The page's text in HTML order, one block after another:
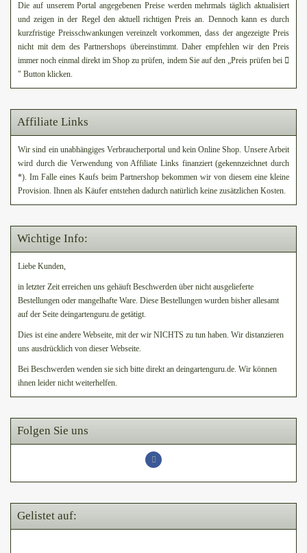
Die auf unserem Portal angegebenen Preise werden mehrmals täglich aktualisiert
und zeigen in der Regel den aktuell richtigen Preis an. Dennoch kann es durch
kurzfristige Preisschwankungen vereinzelt vorkommen, dass der angezeigte Preis
nicht mit dem des Partnershops übereinstimmt. Daher empfehlen wir den Preis
immer noch einmal direkt im Shop zu prüfen, indem Sie auf den „Preis prüfen bei
" Button klicken.
Affiliate Links
Wir sind ein unabhängiges Verbraucherportal und kein Online Shop. Unsere Arbeit
wird durch die Verwendung von Affiliate Links finanziert (gekennzeichnet durch
*). Im Falle eines Kaufs beim Partnershop bekommen wir von diesem eine kleine
Provision. Ihnen als Käufer entstehen dadurch natürlich keine zusätzlichen Kosten.
Wichtige Info:
Liebe Kunden,
in letzter Zeit erreichen uns gehäuft Beschwerden über nicht ausgelieferte
Bestellungen oder mangelhafte Ware. Diese Bestellungen wurden bisher allesamt
auf der Seite deingartenguru.de getätigt.
Dies ist eine andere Webseite, mit der wir NICHTS zu tun haben. Wir distanzieren
uns ausdrücklich von dieser Webseite.
Bei Beschwerden wenden sie sich bitte direkt an deingartenguru.de. Wir können
ihnen leider nicht weiterhelfen.
Folgen Sie uns
Gelistet auf: